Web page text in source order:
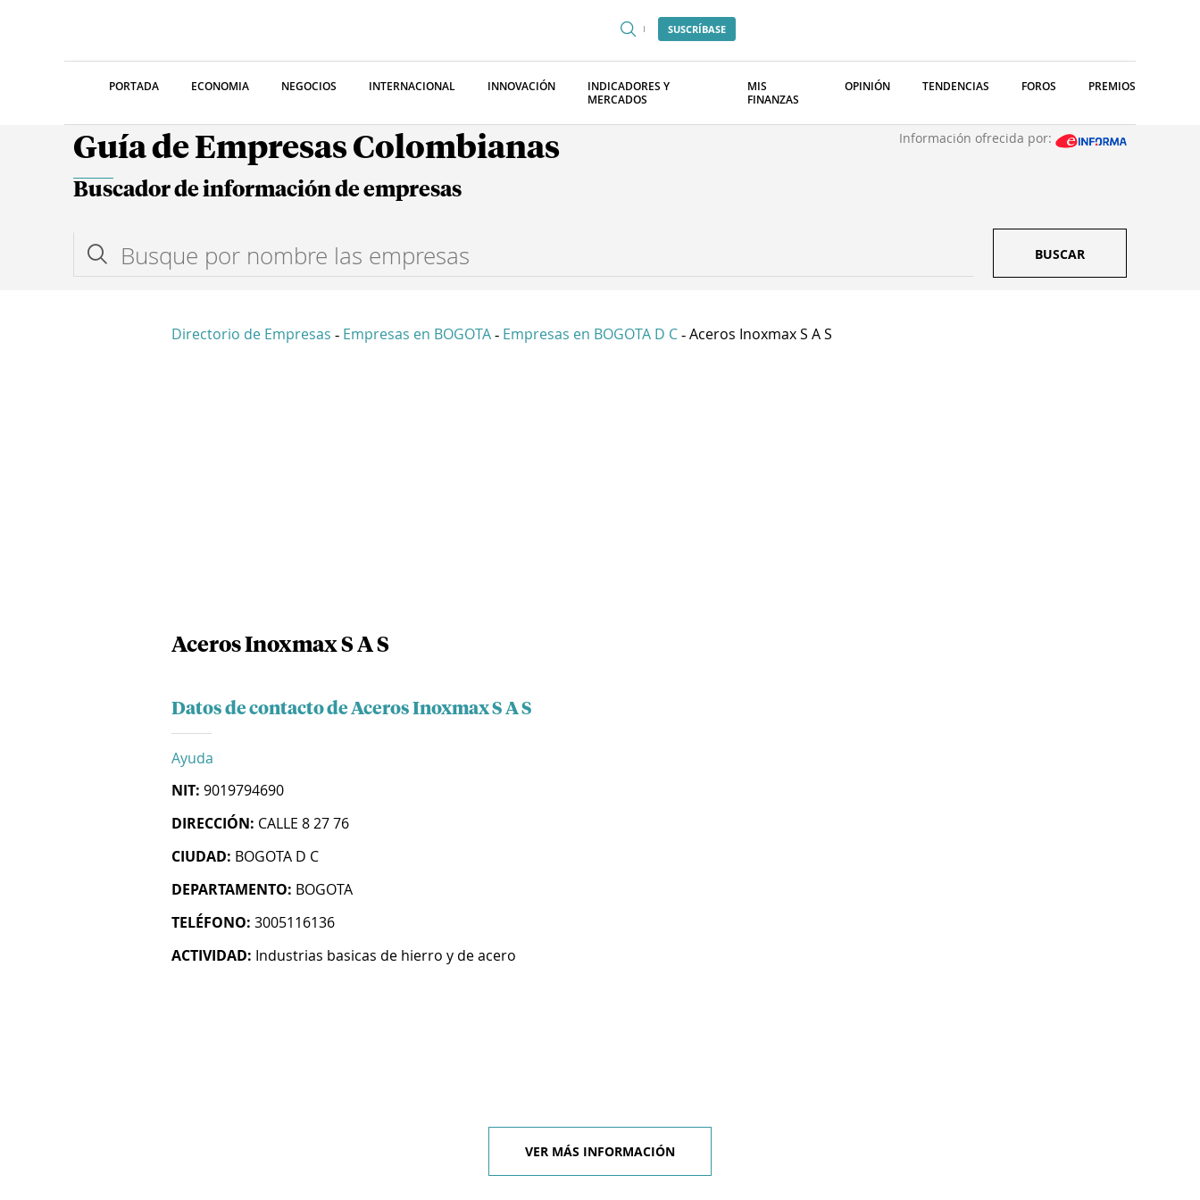
SUSCRÍBASE
PORTADA ECONOMIA NEGOCIOS INTERNACIONAL INNOVACIÓN
INDICADORES Y
MERCADOS
MIS
FINANZAS
OPINIÓN TENDENCIAS FOROS PREMIOS
Guía de Empresas Colombianas Información ofrecida por:
Buscador de información de empresas
BUSCAR
Directorio de Empresas - Empresas en BOGOTA - Empresas en BOGOTA D C - Aceros Inoxmax S A S
Aceros Inoxmax S A S
Datos de contacto de Aceros Inoxmax S A S
Ayuda
NIT: 9019794690
DIRECCIÓN: CALLE 8 27 76
CIUDAD: BOGOTA D C
DEPARTAMENTO: BOGOTA
TELÉFONO: 3005116136
ACTIVIDAD: Industrias basicas de hierro y de acero
VER MÁS INFORMACIÓN